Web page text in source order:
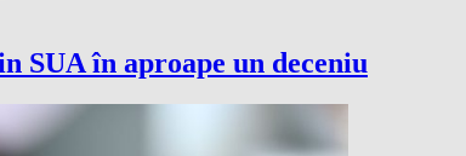
SUA în aproape un deceniu